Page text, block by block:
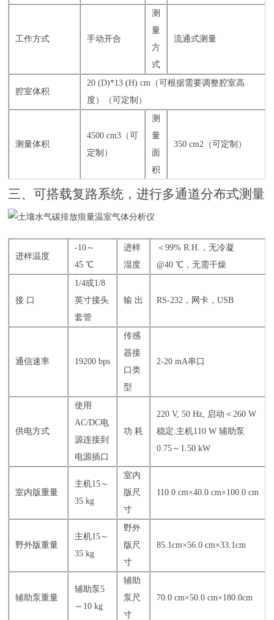
工作方式 手动开合
测
量
方
式
流通式测量
腔室体积
20 (D)*13 (H) cm（可根据需要调整腔室高
度）（可定制）
测量体积
4500 cm3（可
定制）
测
量
面
积
350 cm2（可定制）
三、可搭载复路系统，进行多通道分布式测量
进样温度
-10～
45 ℃
进样
湿度
＜99% R.H.，无冷凝
@40 ℃，无需干燥
接 口
1/4或1/8
英寸接头
套管
输 出 RS-232，网卡，USB
通信速率 19200 bps
传感
器接
口类
型
2-20 mA串口
供电方式
使用
AC/DC电
源连接到
电源插口
功 耗
220 V, 50 Hz, 启动＜260 W
稳定:主机110 W 辅助泵
0.75～1.50 kW
室内版重量
主机15～
35 kg
室内
版尺
寸
110.0 cm×40.0 cm×100.0 cm
野外版重量
主机15～
35 kg
野外
版尺
寸
85.1cm×56.0 cm×33.1cm
辅助泵重量
辅助泵5
～10 kg
辅助
泵尺
寸
70.0 cm×50.0 cm×180.0cm